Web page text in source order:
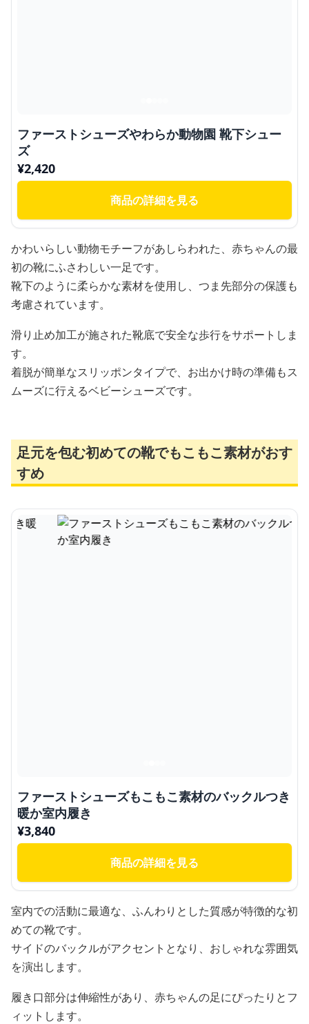
ファーストシューズやわらか動物園 靴下シュー
ズ
¥2,420
商品の詳細を見る
かわいらしい動物モチーフがあしらわれた、赤ちゃんの最
初の靴にふさわしい一足です。
靴下のように柔らかな素材を使用し、つま先部分の保護も
考慮されています。
滑り止め加工が施された靴底で安全な歩行をサポートしま
す。
着脱が簡単なスリッポンタイプで、お出かけ時の準備もス
ムーズに行えるベビーシューズです。
足元を包む初めての靴でもこもこ素材がおす
すめ
ファーストシューズもこもこ素材のバックルつき
暖か室内履き
¥3,840
商品の詳細を見る
室内での活動に最適な、ふんわりとした質感が特徴的な初
めての靴です。
サイドのバックルがアクセントとなり、おしゃれな雰囲気
を演出します。
履き口部分は伸縮性があり、赤ちゃんの足にぴったりとフ
ィットします。